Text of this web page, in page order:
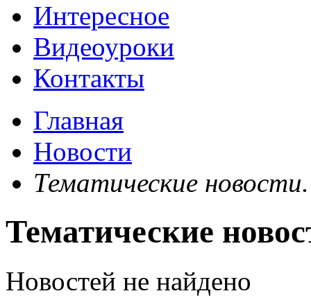
Интересное
Видеоуроки
Контакты
Главная
Новости
Тематические
Тематические
Новостей не найдено